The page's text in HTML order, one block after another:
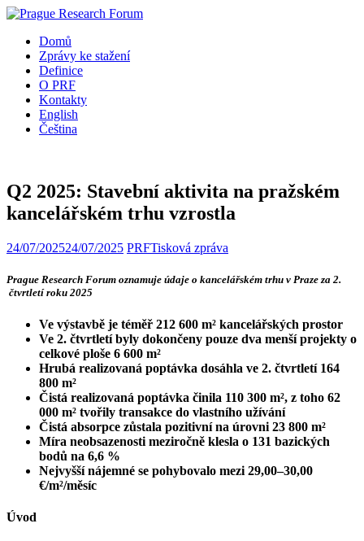
Domů
Zprávy ke stažení
Definice
O PRF
Kontakty
English
Čeština
Q2 2025: Stavební aktivita na pražském
kancelářském trhu vzrostla
24/07/202524/07/2025 PRFTisková zpráva
Prague Research Forum oznamuje údaje o kancelářském trhu v Praze za 2.
čtvrtletí roku 2025
Ve výstavbě je téměř 212 600 m² kancelářských prostor
Ve 2. čtvrtletí byly dokončeny pouze dva menší projekty o
celkové ploše 6 600 m²
Hrubá realizovaná poptávka dosáhla ve 2. čtvrtletí 164
800 m²
Čistá realizovaná poptávka činila 110 300 m², z toho 62
000 m² tvořily transakce do vlastního užívání
Čistá absorpce zůstala pozitivní na úrovni 23 800 m²
Míra neobsazenosti meziročně klesla o 131 bazických
bodů na 6,6 %
Nejvyšší nájemné se pohybovalo mezi 29,00–30,00
€/m²/měsíc
Úvod